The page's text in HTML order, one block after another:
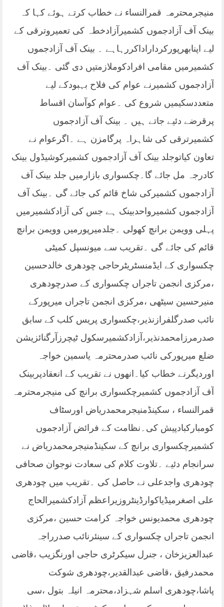
منیجرمحترمہ قمرالنساء نے خطاب کرتے ہوئے کہا کہ
بینک آف آزادجموں کشمیرآزادخطہ کی تعمیروترقی کے
لیے اپنابھرپورکرداراداکررہاہے ۔ بینک آف آزادجموں
کشمیرمیں مقامی افرادکوملازمتیں دی گئی ۔بینک آف
آزادجموں کشمیرنے عوام کی فلاح بہبودکے لیے
متعددسکیمیں شروع کی ۔عوام کوآسان اقساط
پرقرضے دئیے جاتے ہیں ۔ بینک آف آزادجموں
کشمیرترقی کی شاہراہ پرگامزن ہے ۔اگرعوام نے
تعاون کیاتوجلد بینک آف آزادجموں کشمیرکوشیڈول بینک
کادرجہ مل جائے گا۔چکسواری بازارمیں جلد بینک آف
آزادجموں کشمیرکی شاخ قائم کی جائے گی ۔بینک آف
آزادجموں کشمیرواحدبینک ہے جس کی آزادکشمیرمیں
پہلی وویمن برانچ کھولی ۔جلدمیرپورمیں وویمن برانچ
قائم کی جائے گی ۔تقریب سے میونسپل کمیٹی
چکسواری کے ایڈمنسٹریٹرحاجی چودھری خالدحسین
،مرکزی انجمن تاجراں چکسواری کے صدرچودھری
منیرحسین سیٹھی ،مرکزی انجمن تاجراں میرپورکے
نائب صدرگلفرازنذیر،چکسواری پریس کلب کے سابق
صدرمرزامحمدنذیر،آزادکشمیرسکول ٹیچرزآرگنائزیشن
ضلع میرپورکی نائب صدرمحترمہ یاسمین خواجہ
اوردیگرنے خطاب کیا۔انھوں نے تقریب کے انعقادپربینک
آف آزادجموں کشمیرچکسواری برانچ کی منیجرمحترمہ
قمرالنساء ، سکینڈمنیجرمحمدریاض اورسٹاف
کومبارکبادپیش کی۔نظامت کے فرائض آزادجموں
کشمیرچکسواری برانچ کے سکینڈمنیجرمحمدریاض نے
سرانجام دئیے ۔تلاوت کلام کی سعادت نوجوان صحافی
چودھری واجدعلی نے حاصل کی ۔تقریب میں چودھری
علی اصغرمیڈیاکوارڈینٹروزیراعظم آزادکشمیرالحاج
چودھری محمدیونس خواجہ کرامت حسین ،مرکزی
انجمن تاجراں چکسواری کے سینئرنائب صدرراجہ
عبدالعزیزخان ، جنرل سیکرٹری حاجی اورنگزیب ،قاضی
محمدرفیق ،قاضی عبدالقدیر،چودھری شوکت
پاشا،چودھری اسلم شہزاد،محترمہ انیلہ بتول ،سی